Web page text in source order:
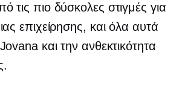
τις πιο δύσκολες στιγμές για
επιχείρησης, και όλα αυτά
και την ανθεκτικότητα